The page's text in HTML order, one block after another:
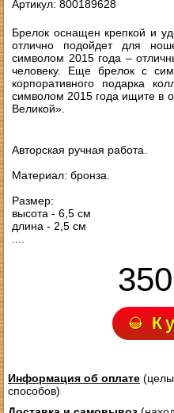
Артикул: 800189628
Брелок оснащен крепкой и
отлично подойдет для
символом 2015 года –
человеку. Еще брелок с
корпоративного подарка
символом 2015 года ищите в
Великой».
Авторская ручная работа.
Материал: бронза.
Размер:
высота - 6,5 см
длина - 2,5 см
Информация об оплате
способов)